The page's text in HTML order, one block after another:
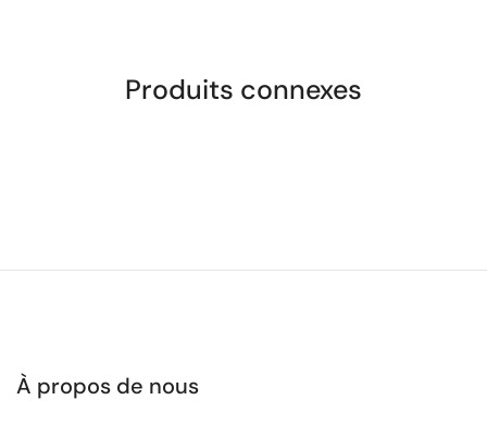
Produits connexes
À propos de nous